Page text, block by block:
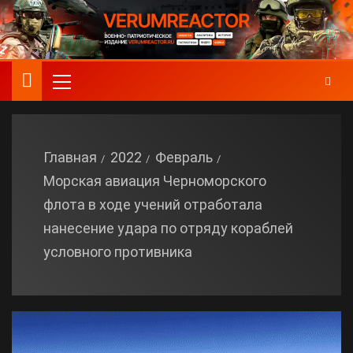
Главная 2022
Февраль
Морская авиация Черноморского
флота в ходе учений отработала
нанесение удара по отряду кораблей
условного противника